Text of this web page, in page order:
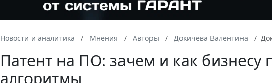
Новости и аналитика Мнения Авторы Докичева Валентина
Патент на ПО: зачем и как бизнесу
алгоритмы